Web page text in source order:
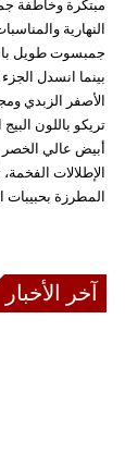
مبتكرة وخاطفة
النهارية
جمبسوت طويل
بينما انسدل
الأصفر الزبدي
تريكو باللون
أبيض عالي الخصر
الإطلالات
المطرزة بحبيبات
آخر الأخبار